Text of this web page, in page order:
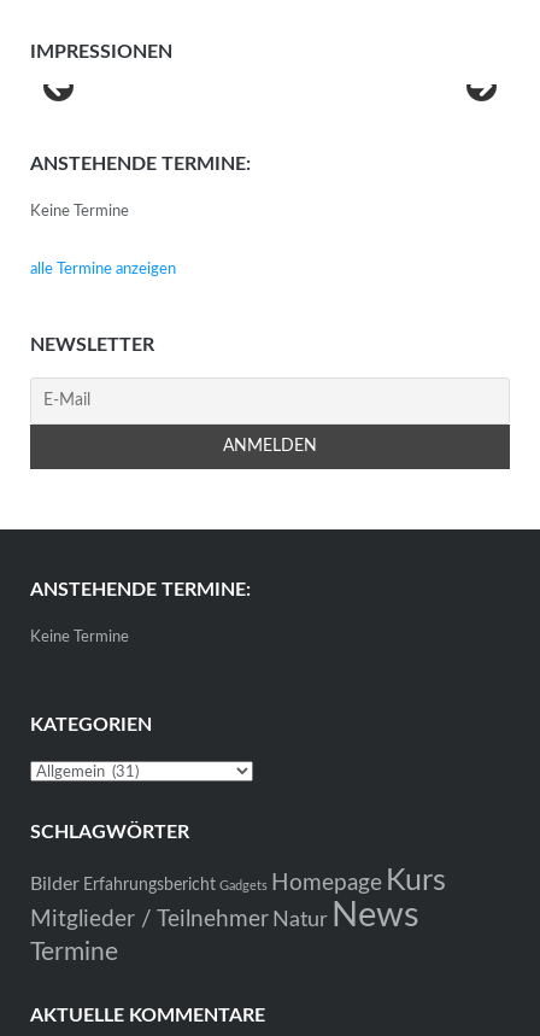
IMPRESSIONEN
ANSTEHENDE TERMINE:
Keine Termine
alle Termine anzeigen
NEWSLETTER
ANSTEHENDE TERMINE:
Keine Termine
KATEGORIEN
Kategorien
SCHLAGWÖRTER
Bilder Erfahrungsbericht Gadgets Homepage Kurs
Mitglieder / Teilnehmer Natur News
Termine
AKTUELLE KOMMENTARE